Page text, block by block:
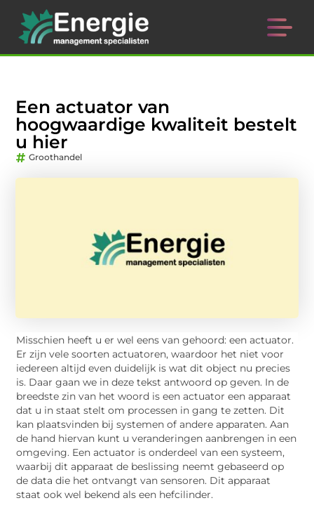
Een actuator van
hoogwaardige kwaliteit bestelt
u hier
Groothandel
Misschien heeft u er wel eens van gehoord: een actuator.
Er zijn vele soorten actuatoren, waardoor het niet voor
iedereen altijd even duidelijk is wat dit object nu precies
is. Daar gaan we in deze tekst antwoord op geven. In de
breedste zin van het woord is een actuator een apparaat
dat u in staat stelt om processen in gang te zetten. Dit
kan plaatsvinden bij systemen of andere apparaten. Aan
de hand hiervan kunt u veranderingen aanbrengen in een
omgeving. Een actuator is onderdeel van een systeem,
waarbij dit apparaat de beslissing neemt gebaseerd op
de data die het ontvangt van sensoren. Dit apparaat
staat ook wel bekend als een hefcilinder.